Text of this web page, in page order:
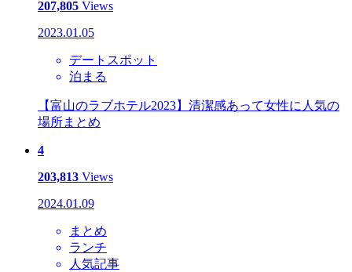
207,805 Views
2023.01.05
デートスポット
泊まる
【富山のラブホテル2023】清潔感あって女性に人気の
場所まとめ
4
203,813 Views
2024.01.09
まとめ
ランチ
人気記事